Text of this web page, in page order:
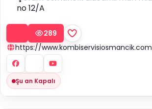
no 12/A
289
https://www.kombiservisiosmancik.com
Şu an Kapalı